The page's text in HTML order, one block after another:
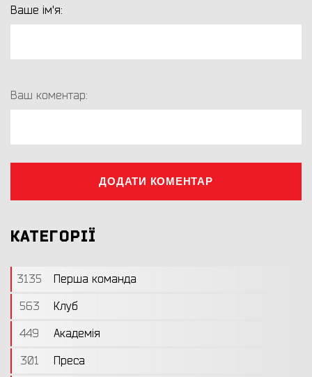
Ваше ім'я:
Ваш коментар:
ДОДАТИ КОМЕНТАР
КАТЕГОРІЇ
3135
Перша команда
563
Клуб
449
Академія
301
Преса